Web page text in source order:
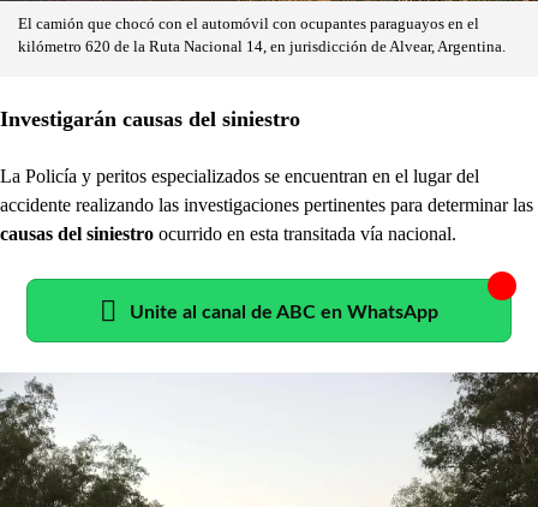
El camión que chocó con el automóvil con ocupantes paraguayos en el
kilómetro 620 de la Ruta Nacional 14, en jurisdicción de Alvear, Argentina.
Investigarán causas del siniestro
La Policía y peritos especializados se encuentran en el lugar del
accidente realizando las investigaciones pertinentes para determinar las
causas del siniestro ocurrido en esta transitada vía nacional.
Unite al canal de ABC en WhatsApp